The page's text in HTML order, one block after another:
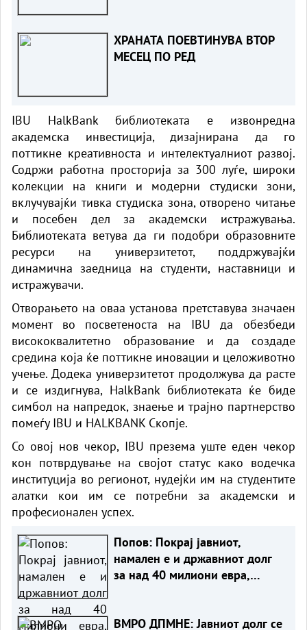
ХРАНАТА ПОЕВТИНУВА ВТОР
МЕСЕЦ ПО РЕД
IBU HalkBank библиотеката е извонредна
академска инвестиција, дизајнирана да го
поттикне креативноста и интелектуалниот развој.
Содржи работна просторија за 300 луѓе, широки
колекции на книги и модерни студиски зони,
вклучувајќи тивка студиска зона, отворено читање
и посебен дел за академски истражувања.
Библиотеката ветува да ги подобри образовните
ресурси на универзитетот, поддржувајќи
динамична заедница на студенти, наставници и
истражувачи.
Отворањето на оваа установа претставува значаен
момент во посветеноста на IBU да обезбеди
висококвалитетно образование и да создаде
средина која ќе поттикне иновации и целоживотно
учење. Додека универзитетот продолжува да расте
и се издигнува, HalkBank библиотеката ќе биде
симбол на напредок, знаење и трајно партнерство
помеѓу IBU и HALKBANK Скопје.
Со овој нов чекор, IBU презема уште еден чекор
кон потврдување на својот статус како водечка
институција во регионот, нудејќи им на студентите
алатки кои им се потребни за академски и
професионален успех.
Попов: Покрај јавниот,
намален е и државниот долг
за над 40 милиони евра,
ВМРО ДПМНЕ: Јавниот долг се